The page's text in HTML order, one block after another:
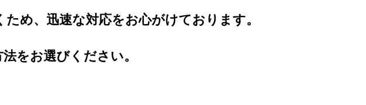
め、迅速な対応をお心がけております。
をお選びください。